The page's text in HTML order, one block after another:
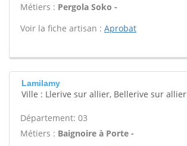
Métiers : Pergola Soko -
Voir la fiche artisan : Aprobat
Lamilamy
Ville : Llerive sur allier, Bellerive sur allier
Département: 03
Métiers : Baignoire à Porte -